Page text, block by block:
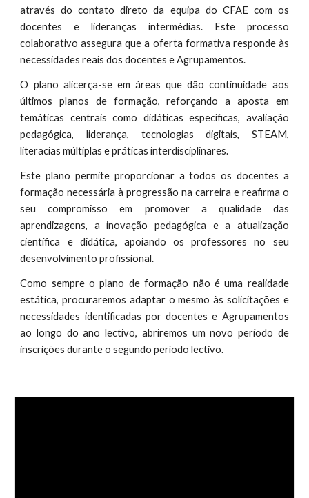
através do contato direto da equipa do CFAE com os
docentes e lideranças intermédias. Este processo
colaborativo assegura que a oferta formativa responde às
necessidades reais dos docentes e Agrupamentos.
O plano alicerça-se em áreas que dão continuidade aos
últimos planos de formação, reforçando a aposta em
temáticas centrais como didáticas específicas, avaliação
pedagógica, liderança, tecnologias digitais, STEAM,
literacias múltiplas e práticas interdisciplinares.
Este plano permite proporcionar a todos os docentes a
formação necessária à progressão na carreira e reafirma o
seu compromisso em promover a qualidade das
aprendizagens, a inovação pedagógica e a atualização
científica e didática, apoiando os professores no seu
desenvolvimento profissional.
Como sempre o plano de formação não é uma realidade
estática, procuraremos adaptar o mesmo às solicitações e
necessidades identificadas por docentes e Agrupamentos
ao longo do ano lectivo, abriremos um novo período de
inscrições durante o segundo período lectivo.